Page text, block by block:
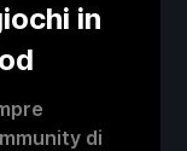
in
di